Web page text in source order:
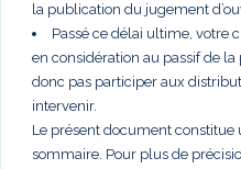
la publication du jugement
Passé ce délai ultime, votre
en considération au passif de
donc pas participer aux
intervenir.
Le présent document constitue
sommaire. Pour plus de